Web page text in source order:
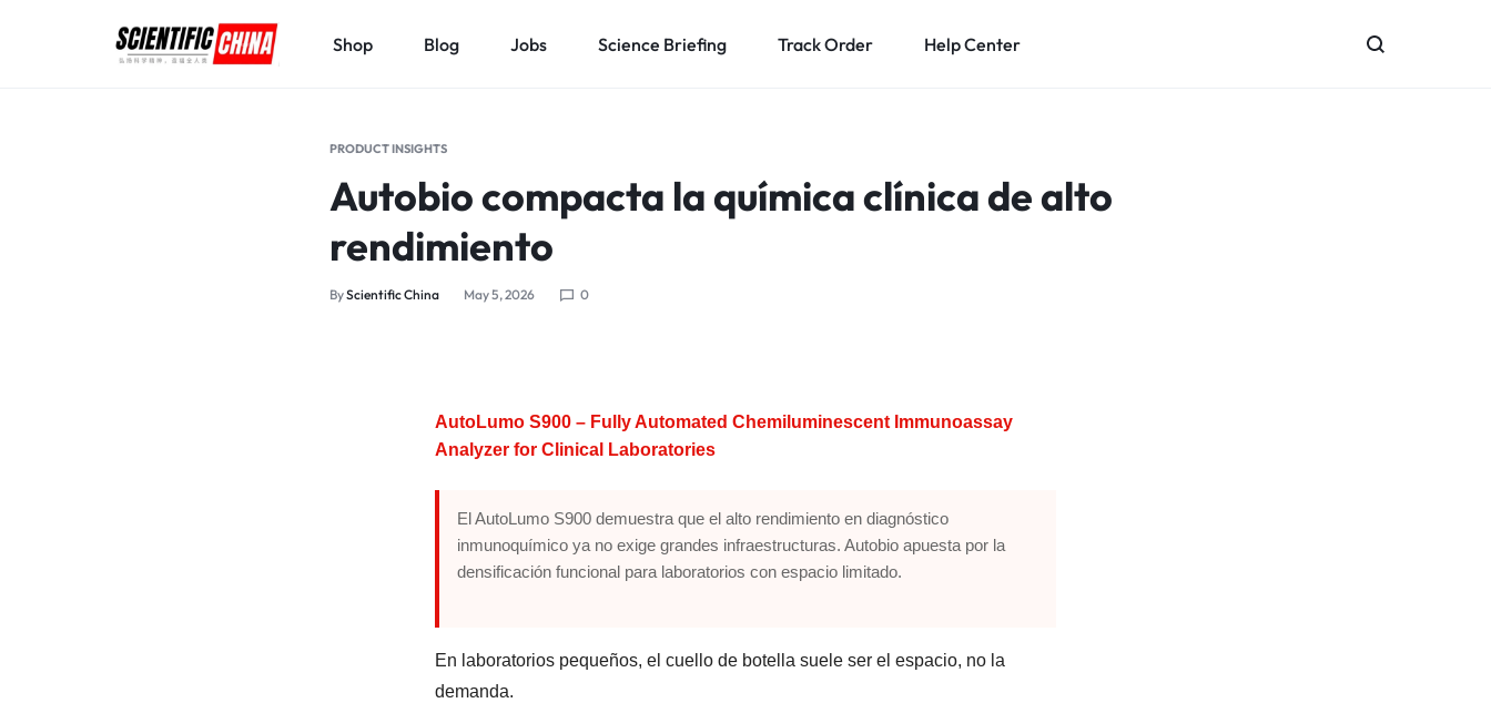
Shop Blog Jobs Science Briefing Track Order Help Center
PRODUCT INSIGHTS
Autobio compacta la química clínica de alto
rendimiento
ByScientific China May 5, 2026 0
AutoLumo S900 – Fully Automated Chemiluminescent Immunoassay
Analyzer for Clinical Laboratories
El AutoLumo S900 demuestra que el alto rendimiento en diagnóstico
inmunoquímico ya no exige grandes infraestructuras. Autobio apuesta por la
densificación funcional para laboratorios con espacio limitado.
En laboratorios pequeños, el cuello de botella suele ser el espacio, no la
demanda.